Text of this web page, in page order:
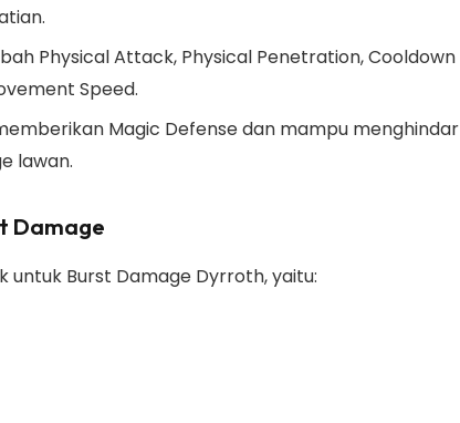
Physical Attack, Physical Penetration, Cooldown
Speed.
Magic Defense dan mampu menghindar
lawan.
Damage
untuk Burst Damage Dyrroth, yaitu: